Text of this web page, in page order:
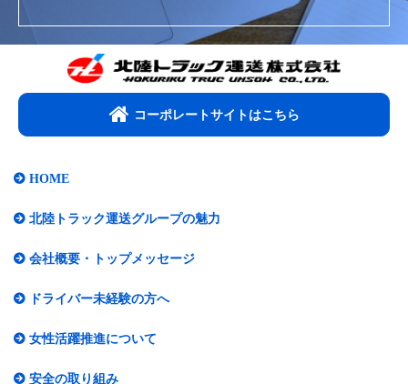
コーポレートサイトはこちら​
HOME
北陸トラック運送グループの魅力
会社概要・トップメッセージ​
ドライバー未経験の方へ
女性活躍推進について​
安全の取り組み